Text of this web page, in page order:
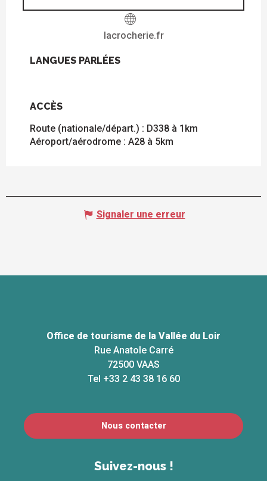
lacrocherie.fr
LANGUES PARLÉES
LANGUES PARLÉES
ACCÈS
ACCÈS
Route (nationale/départ.) : D338 à 1km
Aéroport/aérodrome : A28 à 5km
Signaler une erreur
Office de tourisme de la Vallée du Loir
Rue Anatole Carré
72500 VAAS
Tel +33 2 43 38 16 60
Nous contacter
Suivez-nous !